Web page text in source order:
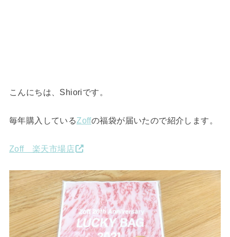
こんにちは、Shioriです。
毎年購入しているZoffの福袋が届いたので紹介します。
Zoff 楽天市場店